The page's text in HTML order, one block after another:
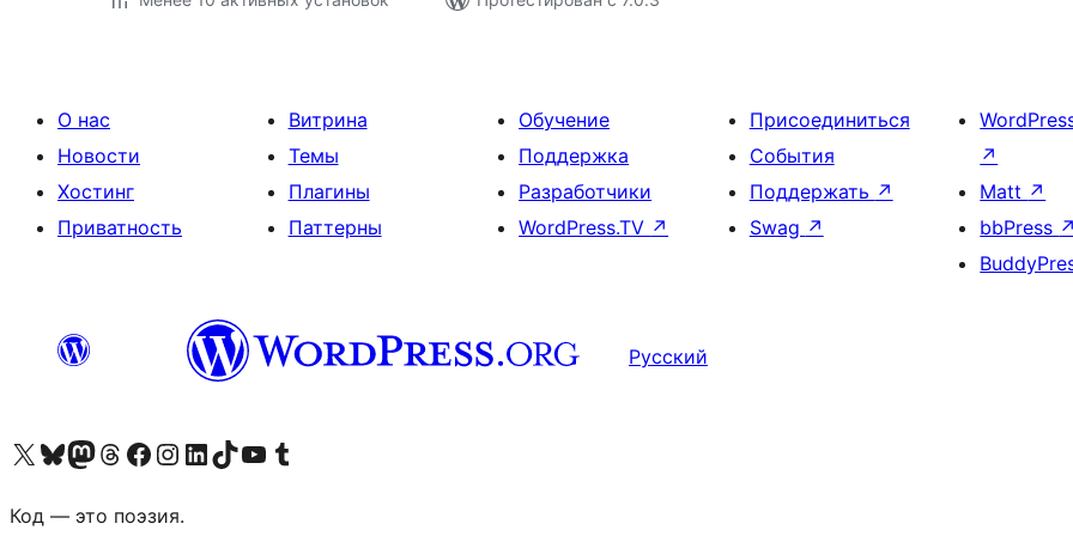
О нас
Новости
Хостинг
Приватность
Витрина
Темы
Плагины
Паттерны
Обучение
Поддержка
Разработчики
WordPress.TV ↗
Присоединиться
События
Поддержать ↗
Swag ↗
↗
Matt ↗
bbPress ↗
Русский
Посетите нас в X (ранее Twitter)
Посетите нашу учётную запись в Bluesky
Посетите нашу ленту в Mastodon
Посетите нашу учётную запись в Threads
Посетите нашу страницу на Facebook
Посетите наш Instagram
Посетите нашу страницу в LinkedIn
Посетите нашу учётную запись в TikTok
Посетите наш канал YouTube
Посетите нашу учётную запись в Tumblr
Код — это поэзия.